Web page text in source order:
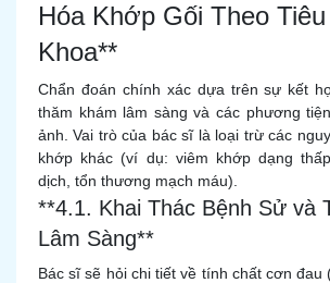
Hóa Khớp Gối Theo
Khoa**
Chẩn đoán chính xác dựa trên sự kết
thăm khám lâm sàng và các phương
ảnh. Vai trò của bác sĩ là loại trừ các
khớp khác (ví dụ: viêm khớp dạng
dịch, tổn thương mạch máu).
**4.1. Khai Thác Bệnh Sử và
Lâm Sàng**
Bác sĩ sẽ hỏi chi tiết về tính chất cơn đau